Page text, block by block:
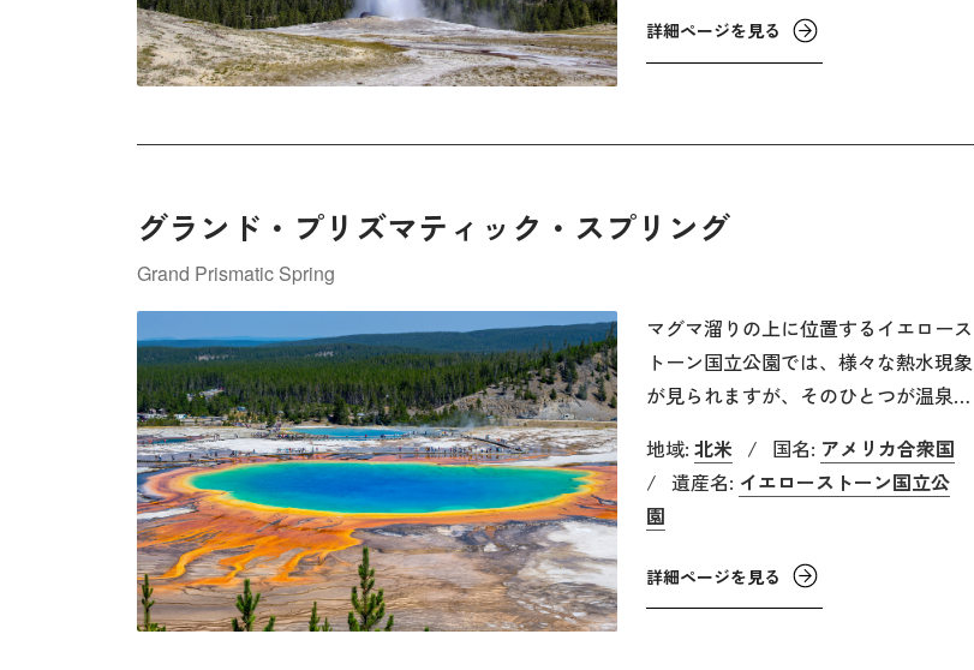
が岩の間から染み込み熱せられるので
すが、温泉とは異なり地表近くで岩が
ます。そこで水蒸気と狭い岩の圧力に
るのです。
詳細ページを見る
グランド・プリズマティック・スプリング
Grand Prismatic Spring
マグマ溜りの上に位置するイエロース
トーン国立公園では、様々な熱水現象
が見られますが、そのひとつが温泉
に雨や雪として降った水が亀裂だらけ
の岩に染み込むと、マグマで熱せられ
た塩水とぶつかり200℃を超える過熱
水になります。普通であれば蒸発して
しまうのですが、上から水の重みと圧
地域: 北米 / 国名: アメリカ合衆国
/ 遺産名: イエローストーン国立公
園
詳細ページを見る